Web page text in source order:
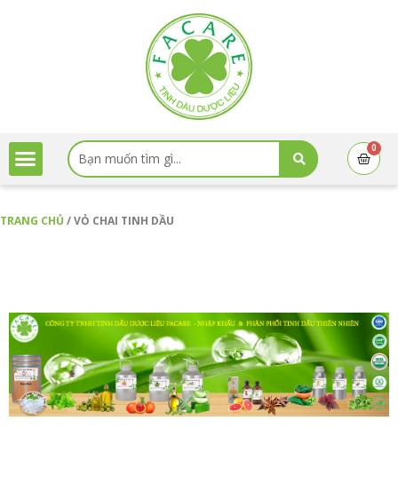
Search
...
0
Cart
TRANG CHỦ / VỎ CHAI TINH DẦU